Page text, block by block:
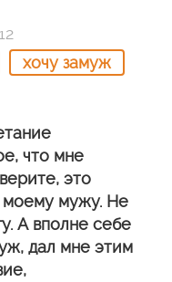
хочу замуж
что мне
это
моему мужу. Не
А вполне себе
дал мне этим